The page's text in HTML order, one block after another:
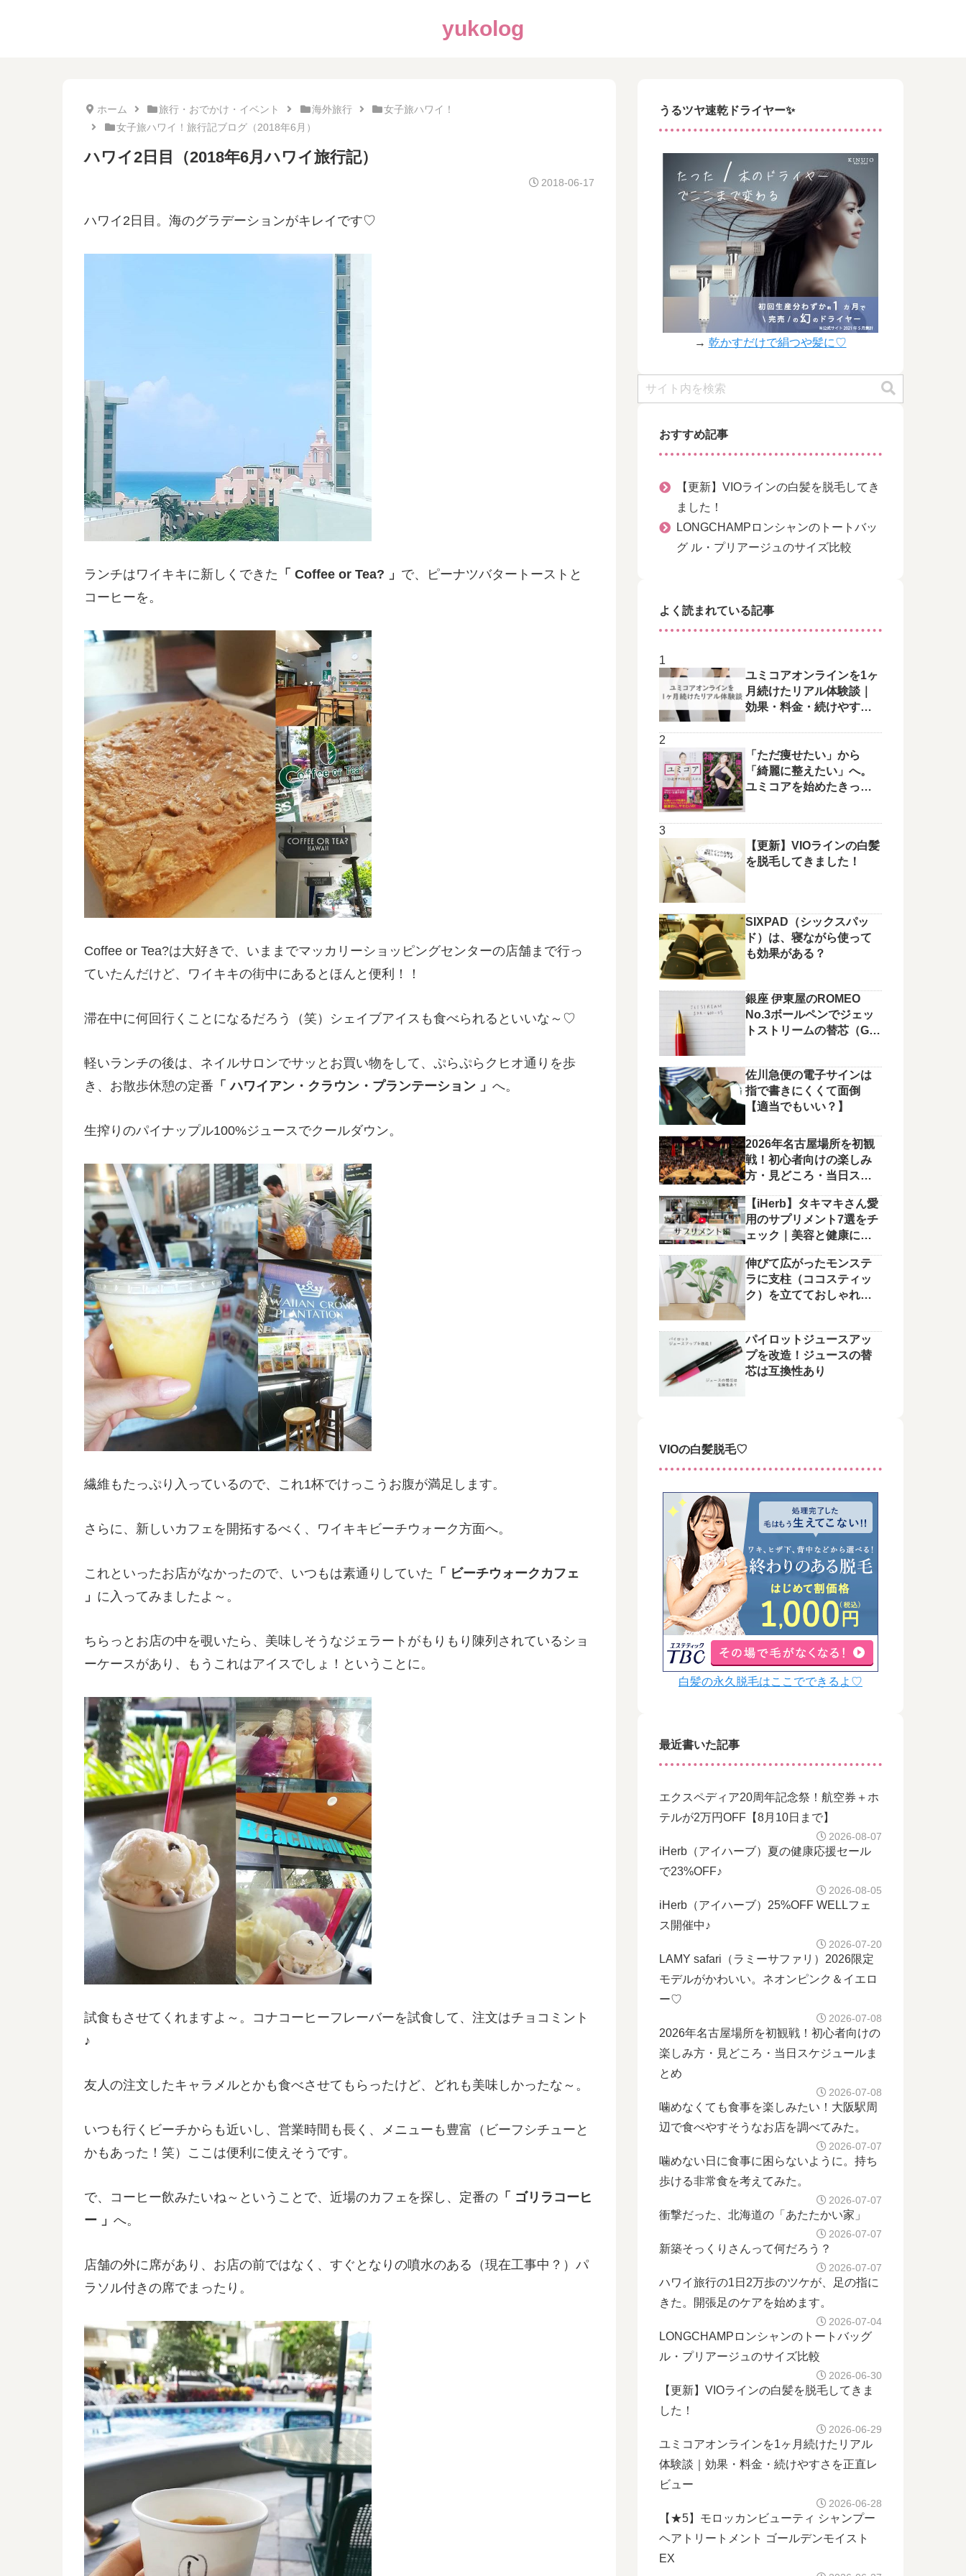
yukolog
ホーム 旅行・おでかけ・イベント 海外旅行
女子旅ハワイ！
女子旅ハワイ！旅行記ブログ（2018年6月）
ハワイ2日目（2018年6月ハワイ旅行記）
2018-06-17
ハワイ2日目。海のグラデーションがキレイです♡
ランチはワイキキに新しくできた 「 Coffee or Tea? 」 で、ピーナツバタートーストと
コーヒーを。
Coffee or Tea?は大好きで、いままでマッカリーショッピングセンターの店舗まで行っ
ていたんだけど、ワイキキの街中にあるとほんと便利！！
滞在中に何回行くことになるだろう（笑）シェイブアイスも食べられるといいな～♡
軽いランチの後は、ネイルサロンでサッとお買い物をして、ぷらぷらクヒオ通りを歩
き、お散歩休憩の定番 「 ハワイアン・クラウン・プランテーション 」 へ。
生搾りのパイナップル100%ジュースでクールダウン。
繊維もたっぷり入っているので、これ1杯でけっこうお腹が満足します。
さらに、新しいカフェを開拓するべく、ワイキキビーチウォーク方面へ。
これといったお店がなかったので、いつもは素通りしていた 「 ビーチウォークカフェ
」 に入ってみましたよ～。
ちらっとお店の中を覗いたら、美味しそうなジェラートがもりもり陳列されているショ
ーケースがあり、もうこれはアイスでしょ！ということに。
試食もさせてくれますよ～。コナコーヒーフレーバーを試食して、注文はチョコミント
♪
友人の注文したキャラメルとかも食べさせてもらったけど、どれも美味しかったな～。
いつも行くビーチからも近いし、営業時間も長く、メニューも豊富（ビーフシチューと
かもあった！笑）ここは便利に使えそうです。
で、コーヒー飲みたいね～ということで、近場のカフェを探し、定番の 「 ゴリラコーヒ
ー 」 へ。
店舗の外に席があり、お店の前ではなく、すぐとなりの噴水のある（現在工事中？）パ
ラソル付きの席でまったり。
うるツヤ速乾ドライヤー✨
→ 乾かすだけで絹つや髪に♡
おすすめ記事
【更新】VIOラインの白髪を脱毛してき
ました！
LONGCHAMPロンシャンのトートバッ
グ ル・プリアージュのサイズ比較
よく読まれている記事
ユミコアオンラインを1ヶ
月続けたリアル体験談｜
効果・料金・続けやすさ
「ただ痩せたい」から
「綺麗に整えたい」へ。
ユミコアを始めたきっか
【更新】VIOラインの白髪
を脱毛してきました！
SIXPAD（シックスパッ
ド）は、寝ながら使って
も効果がある？
銀座 伊東屋のROMEO
No.3ボールペンでジェッ
トストリームの替芯（G2
佐川急便の電子サインは
指で書きにくくて面倒
【適当でもいい？】
2026年名古屋場所を初観
戦！初心者向けの楽しみ
方・見どころ・当日スケ
【iHerb】タキマキさん愛
用のサプリメント7選をチ
ェック｜美容と健康に役
伸びて広がったモンステ
ラに支柱（ココスティッ
ク）を立てておしゃれに
パイロットジュースアッ
プを改造！ジュースの替
芯は互換性あり
VIOの白髪脱毛♡
白髪の永久脱毛はここでできるよ♡
最近書いた記事
エクスペディア20周年記念祭！航空券＋ホ
テルが2万円OFF【8月10日まで】
2026-08-07
iHerb（アイハーブ）夏の健康応援セール
で23%OFF♪
2026-08-05
iHerb（アイハーブ）25%OFF WELLフェ
ス開催中♪
2026-07-20
LAMY safari（ラミーサファリ）2026限定
モデルがかわいい。ネオンピンク＆イエロ
ー♡
2026-07-08
2026年名古屋場所を初観戦！初心者向けの
楽しみ方・見どころ・当日スケジュールま
とめ
2026-07-08
噛めなくても食事を楽しみたい！大阪駅周
辺で食べやすそうなお店を調べてみた。
2026-07-07
噛めない日に食事に困らないように。持ち
歩ける非常食を考えてみた。
2026-07-07
衝撃だった、北海道の「あたたかい家」
2026-07-07
新築そっくりさんって何だろう？
2026-07-07
ハワイ旅行の1日2万歩のツケが、足の指に
きた。開張足のケアを始めます。
2026-07-04
LONGCHAMPロンシャンのトートバッグ
ル・プリアージュのサイズ比較
2026-06-30
【更新】VIOラインの白髪を脱毛してきま
した！
2026-06-29
ユミコアオンラインを1ヶ月続けたリアル
体験談｜効果・料金・続けやすさを正直レ
ビュー
2026-06-28
【★5】モロッカンビューティ シャンプー
ヘアトリートメント ゴールデンモイスト
EX